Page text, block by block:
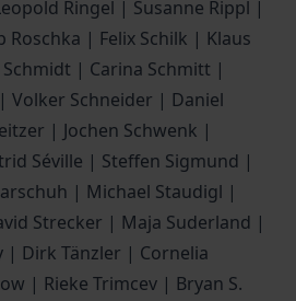
Ringel | Susanne Rippl |
Roschka | Felix Schilk | Klaus
| Carina Schmitt |
Volker Schneider | Daniel
| Jochen Schwenk |
Séville | Steffen Sigmund |
| Michael Staudigl |
Strecker | Maja Suderland |
| Dirk Tänzler | Cornelia
| Rieke Trimcev | Bryan S.